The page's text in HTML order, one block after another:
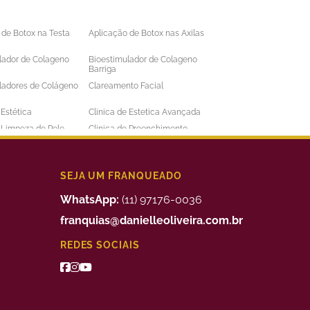
Botox na Testa
Aplicação de Botox nas Axilas
de Colageno
Bioestimulador de Colageno
Barriga
de Colágeno
Clareamento Facial
Clinica de Estetica Avançada
de Pele
Clinica de Preenchimento
Labial
Depilação a Laser Masculina
Preenchimento Facial Valor
Tratamento da Alopecia
de Bigode Chines
Tratamento de Celulite nas
SEJA UM FRANQUEADO
WhatsApp: (11) 97176-0036
franquias@danielleoliveira.com.br
REDES SOCIAIS